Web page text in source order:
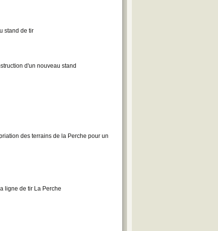
stand de tir
d'un nouveau stand
des terrains de la Perche pour un
ligne de tir La Perche